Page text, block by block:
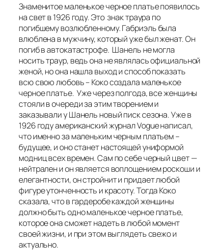
Знаменитое маленькое черное платье появилось
на свет в 1926 году. Это знак траура по
погибшему возлюбленному. Габриэль была
влюблена в мужчину, который уже был женат. Он
погиб в автокатастрофе. Шанель не могла
носить траур, ведь она не являлась официальной
женой, но она нашла выход и способ показать
всю свою любовь – Коко создала маленькое
черное платье. Уже через полгода, все женщины
стояли в очереди за этим творением и
заказывали у Шанель новый писк сезона. Уже в
1926 году американский журнал Vogue написал,
что именно за маленьким черным платьем –
будущее, и оно станет настоящей униформой
модниц всех времен. Сам по себе черный цвет —
нейтрален и он является воплощением роскоши и
елегантности, он стройнит и придает любой
фигуре утонченность и красоту. Тогда Коко
сказала, что в гардеробе каждой женщины
должно быть одно маленькое черное платье,
которое она сможет надеть в любой момент
своей жизни, и при этом выглядеть свежо и
актуально.